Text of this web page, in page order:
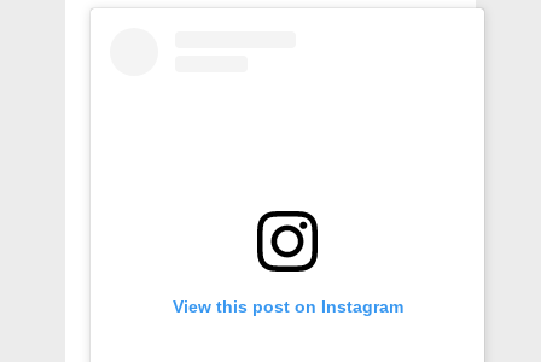
View this post on Instagram